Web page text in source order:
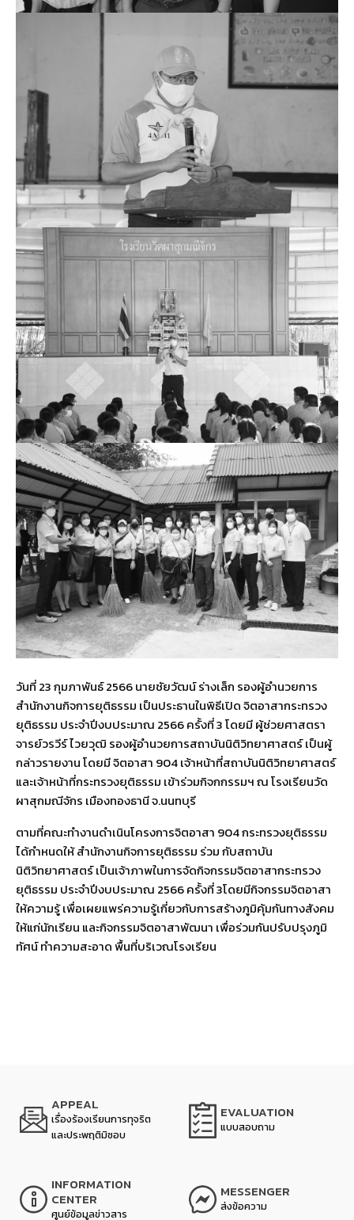
วันที่ 23 กุมภาพันธ์ 2566 นายชัยวัฒน์ ร่างเล็ก รองผู้อำนวยการ
สำนักงานกิจการยุติธรรม เป็นประธานในพิธีเปิด จิตอาสากระทรวง
ยุติธรรม ประจำปีงบประมาณ 2566 ครั้งที่ 3 โดยมี ผู้ช่วยศาสตรา
จารย์วรวีร์ ไวยวุฒิ รองผู้อำนวยการสถาบันนิติวิทยาศาสตร์ เป็นผู้
กล่าวรายงาน โดยมี จิตอาสา 904 เจ้าหน้าที่สถาบันนิติวิทยาศาสตร์
และเจ้าหน้าที่กระทรวงยุติธรรม เข้าร่วมกิจกกรรมฯ ณ โรงเรียนวัด
ผาสุกมณีจักร เมืองทองธานี จ.นนทบุรี
ตามที่คณะทำงานดำเนินโครงการจิตอาสา 904 กระทรวงยุติธรรม
ได้กำหนดให้ สำนักงานกิจการยุติธรรม ร่วม กับสถาบัน
นิติวิทยาศาสตร์ เป็นเจ้าภาพในการจัดกิจกรรมจิตอาสากระทรวง
ยุติธรรม ประจำปีงบประมาณ 2566 ครั้งที่ 3โดยมีกิจกรรมจิตอาสา
ให้ความรู้ เพื่อเผยแพร่ความรู้เกี่ยวกับการสร้างภูมิคุ้มกันทางสังคม
ให้แก่นักเรียน และกิจกรรมจิตอาสาพัฒนา เพื่อร่วมกันปรับปรุงภูมิ
ทัศน์ ทำความสะอาด พื้นที่บริเวณโรงเรียน
APPEAL
เรื่องร้องเรียนการทุจริต
และประพฤติมิชอบ
EVALUATION
แบบสอบถาม
INFORMATION
CENTER
ศูนย์ข้อมูลข่าวสาร
MESSENGER
ส่งข้อความ